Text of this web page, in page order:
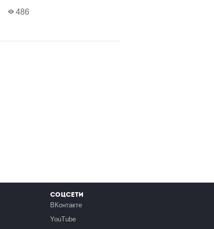
486
Соцсети
ВКонтакте
YouTube